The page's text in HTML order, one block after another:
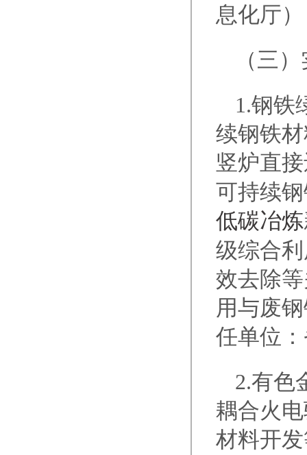
息化厅）
（三
1.钢铁
续钢铁
竖炉直
可持续
低碳冶炼
级综合
效去除
用与废
任单位
2.有色
耦合火
材料开